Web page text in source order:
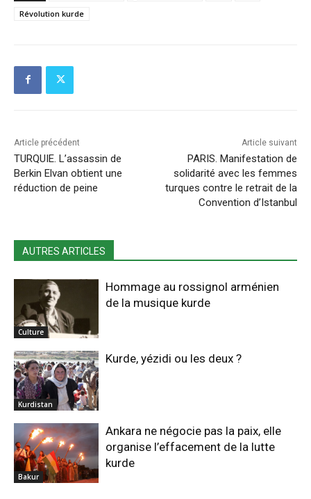
Révolution kurde
Article précédent
TURQUIE. L’assassin de
Berkin Elvan obtient une
réduction de peine
Article suivant
PARIS. Manifestation de
solidarité avec les femmes
turques contre le retrait de la
Convention d’Istanbul
AUTRES ARTICLES
Culture
Hommage au rossignol arménien
de la musique kurde
Kurdistan
Kurde, yézidi ou les deux ?
Bakur
Ankara ne négocie pas la paix, elle
organise l’effacement de la lutte
kurde